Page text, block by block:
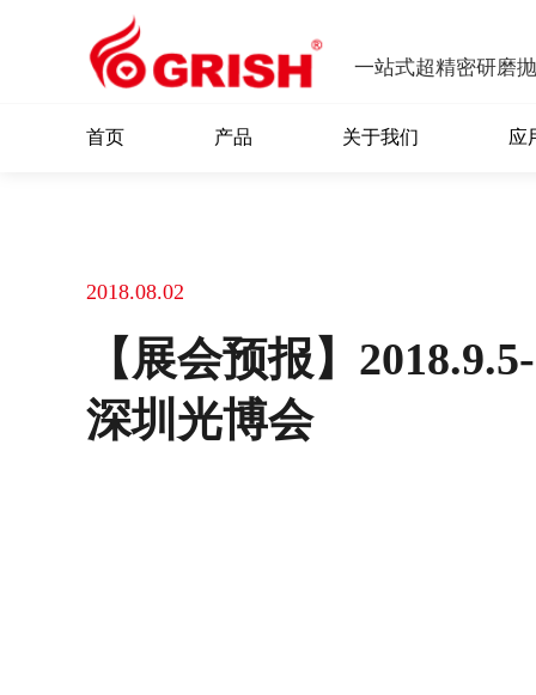
一站式超精密研磨
首页 产品 关于我们 应
2018.08.02
【展会预报】
深圳光博会